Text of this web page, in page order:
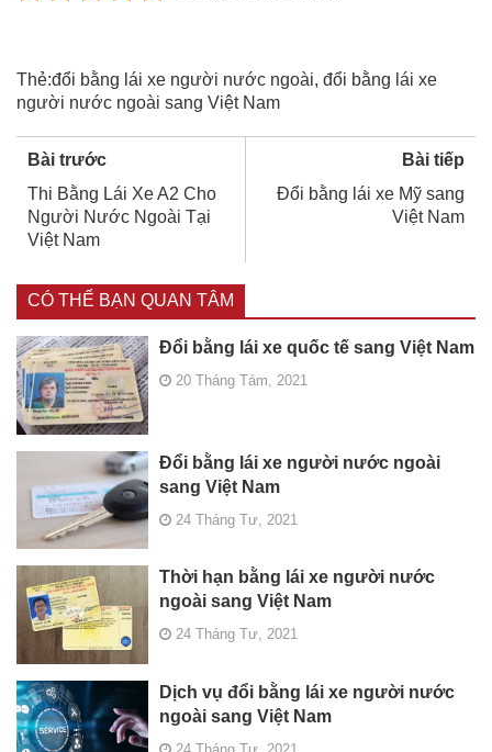
Thẻ:đổi bằng lái xe người nước ngoài, đổi bằng lái xe
người nước ngoài sang Việt Nam
Bài trước
Thi Bằng Lái Xe A2 Cho
Người Nước Ngoài Tại
Việt Nam
Bài tiếp
Đổi bằng lái xe Mỹ sang
Việt Nam
CÓ THỂ BẠN QUAN TÂM
Đổi bằng lái xe quốc tế sang Việt Nam
20 Tháng Tám, 2021
Đổi bằng lái xe người nước ngoài
sang Việt Nam
24 Tháng Tư, 2021
Thời hạn bằng lái xe người nước
ngoài sang Việt Nam
24 Tháng Tư, 2021
Dịch vụ đổi bằng lái xe người nước
ngoài sang Việt Nam